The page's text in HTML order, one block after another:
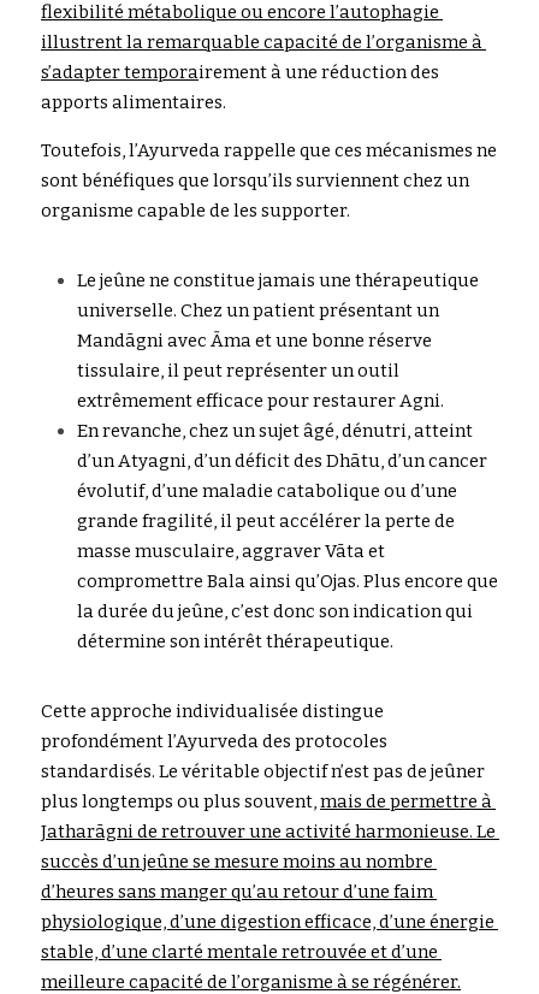
flexibilité métabolique ou encore l’autophagie
illustrent la remarquable capacité de l’organisme à
s’adapter temporairement à une réduction des
apports alimentaires.
Toutefois, l’Ayurveda rappelle que ces mécanismes ne
sont bénéfiques que lorsqu’ils surviennent chez un
organisme capable de les supporter.
Le jeûne ne constitue jamais une thérapeutique
universelle. Chez un patient présentant un
Mandāgni avec Āma et une bonne réserve
tissulaire, il peut représenter un outil
extrêmement efficace pour restaurer Agni.
En revanche, chez un sujet âgé, dénutri, atteint
d’un Atyagni, d’un déficit des Dhātu, d’un cancer
évolutif, d’une maladie catabolique ou d’une
grande fragilité, il peut accélérer la perte de
masse musculaire, aggraver Vāta et
compromettre Bala ainsi qu’Ojas. Plus encore que
la durée du jeûne, c’est donc son indication qui
détermine son intérêt thérapeutique.
Cette approche individualisée distingue
profondément l’Ayurveda des protocoles
standardisés. Le véritable objectif n’est pas de jeûner
plus longtemps ou plus souvent,mais de permettre à
Jatharāgni de retrouver une activité harmonieuse. Le
succès d’un jeûne se mesure moins au nombre
d’heures sans manger qu’au retour d’une faim
physiologique, d’une digestion efficace, d’une énergie
stable, d’une clarté mentale retrouvée et d’une
meilleure capacité de l’organisme à se régénérer.